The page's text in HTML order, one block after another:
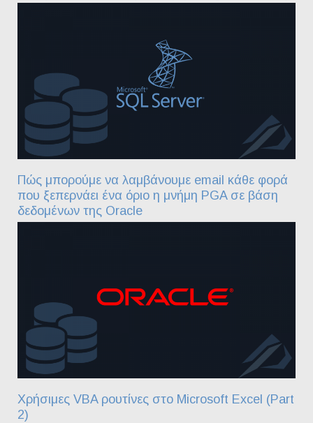
Πώς μπορούμε να λαμβάνουμε email κάθε φορά
που ξεπερνάει ένα όριο η μνήμη PGA σε βάση
δεδομένων της Oracle
Χρήσιμες VBA ρουτίνες στο Microsoft Excel (Part
2)